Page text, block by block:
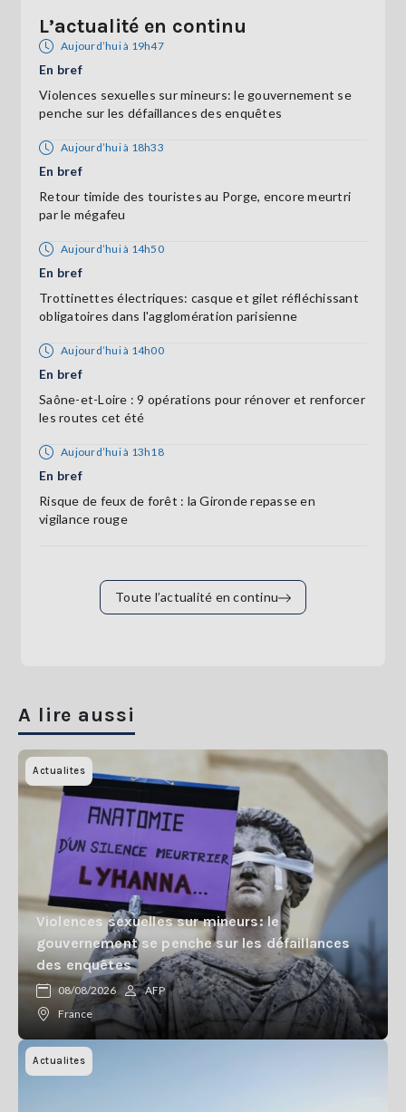
L’actualité en continu
Aujourd’hui à 19h47
En bref
Violences sexuelles sur mineurs: le gouvernement se
penche sur les défaillances des enquêtes
Aujourd’hui à 18h33
En bref
Retour timide des touristes au Porge, encore meurtri
par le mégafeu
Aujourd’hui à 14h50
En bref
Trottinettes électriques: casque et gilet réfléchissant
obligatoires dans l'agglomération parisienne
Aujourd’hui à 14h00
En bref
Saône-et-Loire : 9 opérations pour rénover et renforcer
les routes cet été
Aujourd’hui à 13h18
En bref
Risque de feux de forêt : la Gironde repasse en
vigilance rouge
Toute l’actualité en continu
A lire aussi
Actualites
Violences sexuelles sur mineurs: le
gouvernement se penche sur les défaillances
des enquêtes
08/08/2026
AFP
France
Actualites